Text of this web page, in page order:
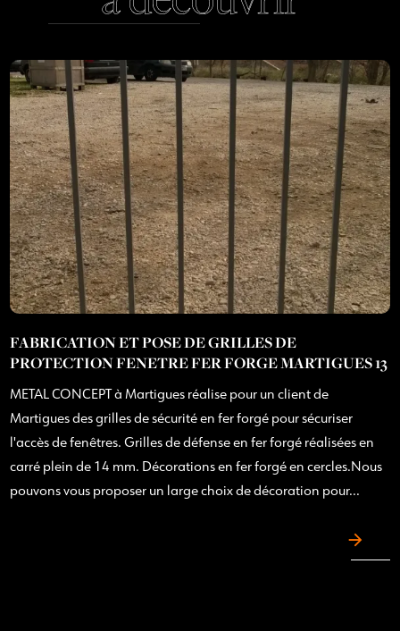
FABRICATION ET POSE DE GRILLES DE
PROTECTION FENETRE FER FORGE MARTIGUES 13
METAL CONCEPT à Martigues réalise pour un client de
Martigues des grilles de sécurité en fer forgé pour sécuriser
l'accès de fenêtres. Grilles de défense en fer forgé réalisées en
carré plein de 14 mm. Décorations en fer forgé en cercles.Nous
pouvons vous proposer un large choix de décoration pour...